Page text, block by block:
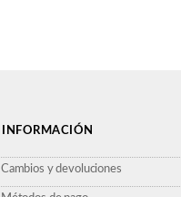
INFORMACIÓN
Cambios y devoluciones